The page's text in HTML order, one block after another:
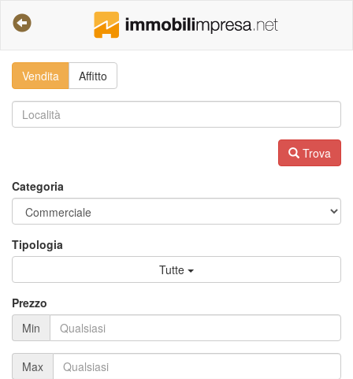
Vendita Affitto
Trova
Categoria
Tipologia
Tutte
Prezzo
Min
Max